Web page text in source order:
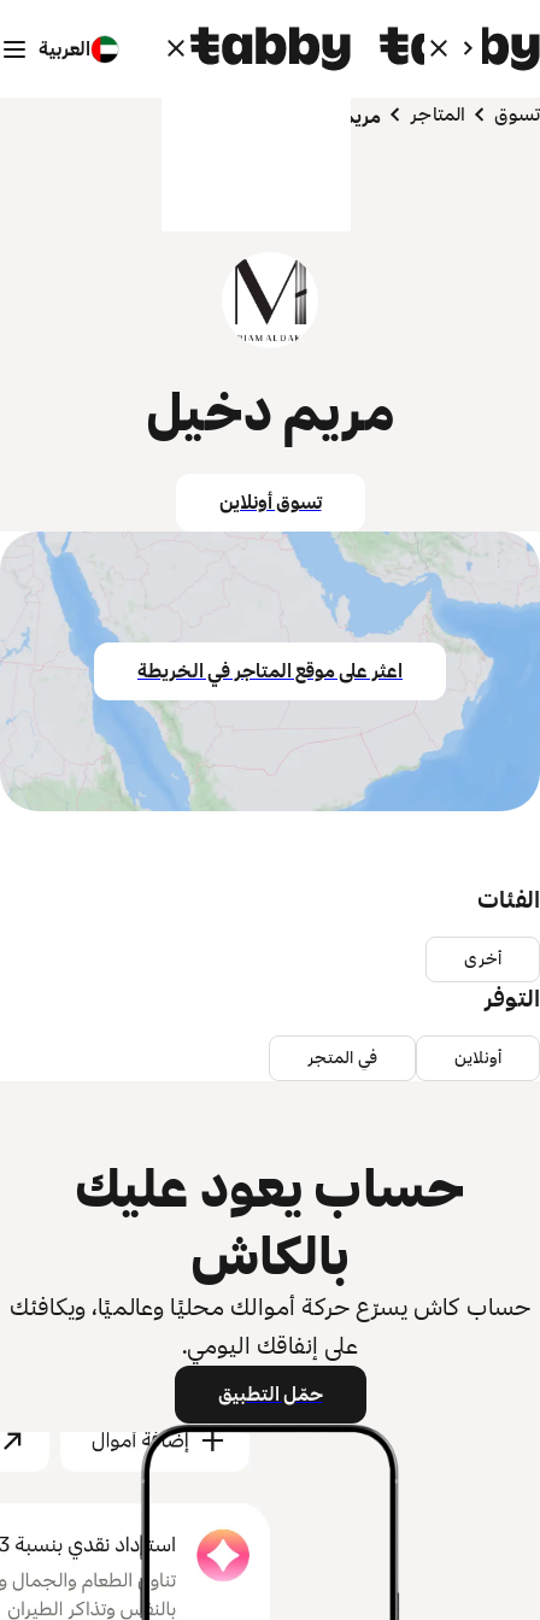
العربية
تسوق المتاجر مريم دخيل
مريم دخيل
تسوق أونلاين
اعثر على موقع المتاجر في الخريطة
الفئات
أخرى
التوفر
أونلاين في المتجر
حساب يعود عليك
بالكاش
حساب كاش يسرّع حركة أموالك محليًا وعالميًا، ويكافئك
على إنفاقك اليومي.
حمّل التطبيق